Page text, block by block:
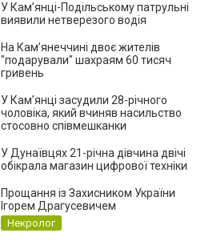
У Кам’янці-Подільському патрульні
виявили нетверезого водія
На Камʼянеччині двоє жителів
"подарували" шахраям 60 тисяч
гривень
У Камʼянці засудили 28-річного
чоловіка, який вчиняв насильство
стосовно співмешканки
У Дунаївцях 21-річна дівчина двічі
обікрала магазин цифрової техніки
Прощання із Захисником України
Ігорем Драгусевичем
Некролог